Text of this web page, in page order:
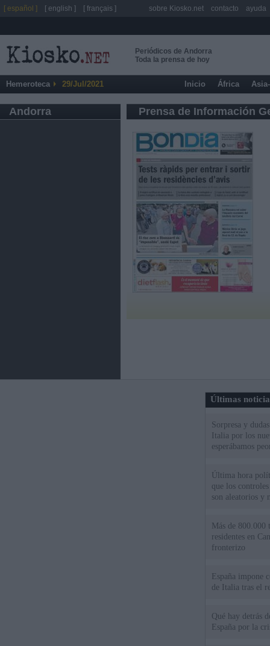
Periódicos de Andorra
Toda la prensa de hoy
Hemeroteca 29/Jul/2021 Inicio África
Andorra Prensa de Información
Últimas
Sorpresa y
Italia por los
esperábamos
Última hora
que los
son aleatorios y
Más de 800.000
residentes en
fronterizo
España impone
de Italia tras el
Qué hay detrás
España por la
[ español ] [ english ] [ français ] sobre Kiosko.net contacto ayuda